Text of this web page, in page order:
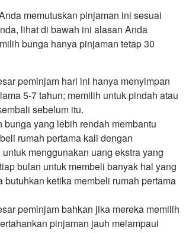
memutuskan pinjaman ini sesuai
lihat di bawah ini alasan Anda
bunga hanya pinjaman tetap 30
peminjam hari ini hanya menyimpan
5-7 tahun; memilih untuk pindah atau
sebelum itu.
bunga yang lebih rendah membantu
rumah pertama kali dengan
menggunakan uang ekstra yang
bulan untuk membeli banyak hal yang
butuhkan ketika membeli rumah pertama
peminjam bahkan jika mereka memilih
pinjaman jauh melampaui